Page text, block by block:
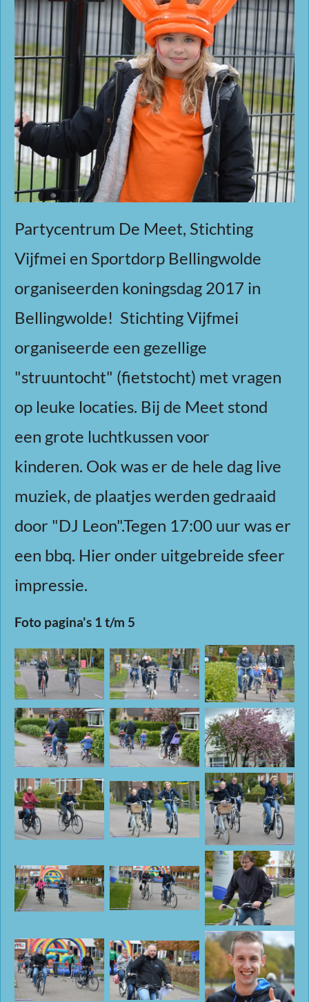
Partycentrum De Meet, Stichting
Vijfmei en Sportdorp Bellingwolde
organiseerden koningsdag 2017 in
Bellingwolde! Stichting Vijfmei
organiseerde een gezellige
"struuntocht" (fietstocht) met vragen
op leuke locaties. Bij de Meet stond
een grote luchtkussen voor
kinderen. Ook was er de hele dag live
muziek, de plaatjes werden gedraaid
door "DJ Leon".Tegen 17:00 uur was er
een bbq. Hier onder uitgebreide sfeer
impressie.
Foto pagina's 1 t/m 5